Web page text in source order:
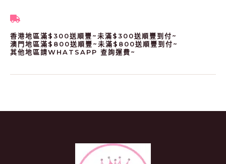
香港地區滿$300送順豐~未滿$300送順豐到付~
澳門地區滿$800送順豐~未滿$800送順豐到付~
其他地區請WHATSAPP 查詢運費~